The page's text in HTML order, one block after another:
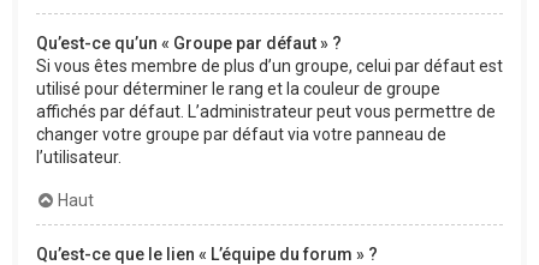
Qu’est-ce qu’un « Groupe par défaut » ?
Si vous êtes membre de plus d’un groupe, celui par défaut est
utilisé pour déterminer le rang et la couleur de groupe
affichés par défaut. L’administrateur peut vous permettre de
changer votre groupe par défaut via votre panneau de
l’utilisateur.
Haut
Qu’est-ce que le lien « L’équipe du forum » ?